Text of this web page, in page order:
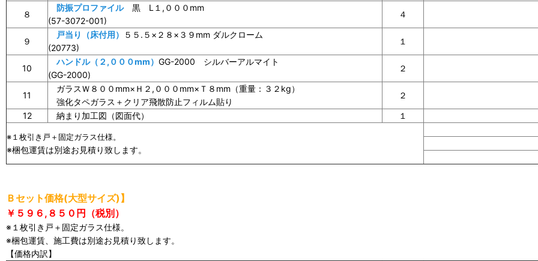
８
防振プロファイル黒 L１,０００mm
(57-3072-001)
４
９
戸当り（床付用）
５５.５×２８×３９mm ダルクローム
(20773)
１
10
ハンドル（２,０００mm） GG-2000 シルバーアルマイト
(GG-2000)
２
11
ガラスＷ８００mm×Ｈ２,０００mm×Ｔ８mm（重量：３２kg）
強化タペガラス＋クリア飛散防止フィルム貼り
２
12
納まり加工図（図面代） １
※１枚引き戸＋固定ガラス仕様。
※梱包運賃は別途お見積り致します。
Ｂセット価格(大型サイズ)】
￥５９６,８５０円（税別）
※１枚引き戸＋固定ガラス仕様。
※梱包運賃、施工費は別途お見積り致します。
【価格内訳】